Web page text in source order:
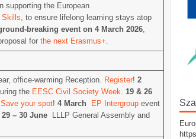
the European
Skills, to ensure lifelong learning stays atop
breaking event on 4 March 2026,
for the next Erasmus+.
office-warming Reception. Register! 2
the EESC Civil Society Week. 19 & 26
Save your spot! 4 March EP Intergroupevent
29 – 30 June
LLLP General Assembly and